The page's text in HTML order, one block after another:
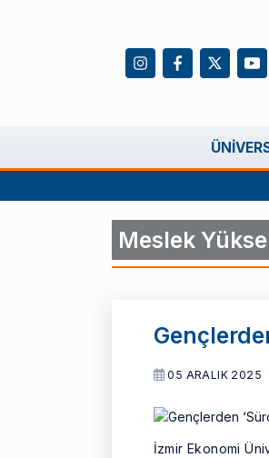
Meslek
05 ARALIK 2025
İzmir Ekonomi